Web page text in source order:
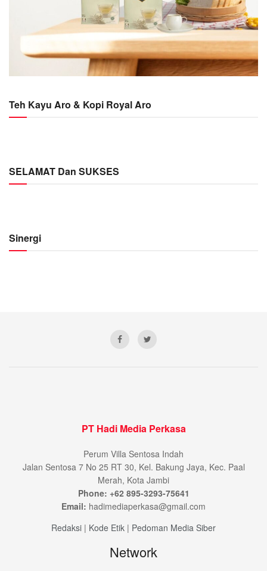
Teh Kayu Aro & Kopi Royal Aro
SELAMAT Dan SUKSES
Sinergi
PT Hadi Media Perkasa
Perum Villa Sentosa Indah
Jalan Sentosa 7 No 25 RT 30, Kel. Bakung Jaya, Kec. Paal
Merah, Kota Jambi
Phone: +62 895-3293-75641
Email: hadimediaperkasa@gmail.com
Redaksi | Kode Etik | Pedoman Media Siber
Network